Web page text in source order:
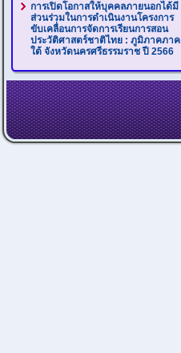
การเปิดโอกาสให้บุคคลภายนอกได้มี
ส่วนร่วมในการดำเนินงานโครงการ
ขับเคลื่อนการจัดการเรียนการสอน
ประวัติศาสตร์ชาติไทย : ภูมิภาคภาค
ใต้ จังหวัดนครศรีธรรมราช ปี 2566